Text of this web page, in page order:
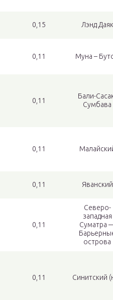
0,15 Лэнд Даяк
0,11 Муна –
0,11
Бали-
Сумбава
0,11
0,11 Яванский
0,11
Северо-
западная
Суматра
острова
0,11 Синитский